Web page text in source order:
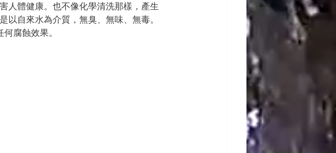
人體健康。也不像化學清洗那樣，產生
自來水為介質，無臭、無味、無毒。
腐蝕效果。